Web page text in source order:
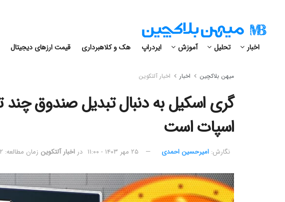
اخبار تحلیل آموزش ایردراپ هک و کلاهبرداری قیمت ارزهای دیجیتال
میهن بلاکچین اخبار اخبار آلتکوین
اسپات است
نگارش:‌ امیرحسین احمدی ۲۵ مهر ۱۴۰۳ - ۱۱:۰۰ در اخبار آلتکوین زمان مطالعه: ۲ دقیقه